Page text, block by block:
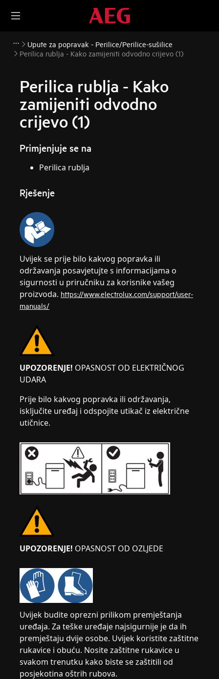
Upute za popravak - Perilice/Perilice-sušilice
Perilica rublja - Kako zamijeniti odvodno crijevo (1)
Perilica rublja - Kako
zamijeniti odvodno
crijevo (1)
Primjenjuje se na
Perilica rublja
Rješenje
Uvijek se prije bilo kakvog popravka ili
održavanja posavjetujte s informacijama o
sigurnosti u priručniku za korisnike vašeg
proizvoda. https://www.electrolux.com/support/user-
manuals/
UPOZORENJE! OPASNOST OD ELEKTRIČNOG
UDARA
Prije bilo kakvog popravka ili održavanja,
isključite uređaj i odspojite utikač iz električne
utičnice.
UPOZORENJE! OPASNOST OD OZLJEDE
Uvijek budite oprezni prilikom premještanja
uređaja. Za teške uređaje najsigurnije je da ih
premještaju dvije osobe. Uvijek koristite zaštitne
rukavice i obuću. Nosite zaštitne rukavice u
svakom trenutku kako biste se zaštitili od
posjekotina oštrih rubova.